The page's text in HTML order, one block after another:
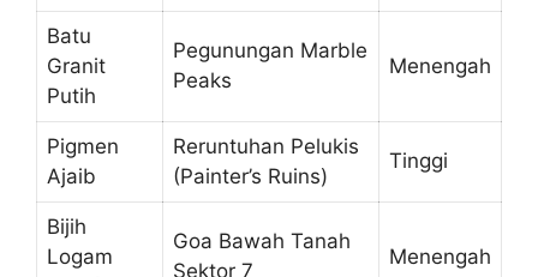
Batu
Granit
Putih
Pegunungan Marble
Peaks
Menengah
Pigmen
Ajaib
Reruntuhan Pelukis
(Painter’s Ruins)
Tinggi
Bijih
Logam
Goa Bawah Tanah
Sektor 7
Menengah